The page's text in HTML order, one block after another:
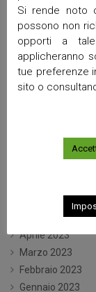
Settembre 2024
Luglio 2024
Giugno 2024
Maggio 2024
Aprile 2024
Ottobre 2023
Giugno 2023
Maggio 2023
Aprile 2023
Marzo 2023
Febbraio 2023
Gennaio 2023
Si rende noto
possono non
opporti a
applicheranno
tue preferenze
sito o